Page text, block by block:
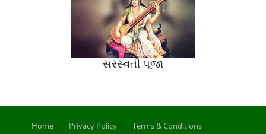
સરસ્વતી પૂજા
Home Privacy Policy Terms & Conditions